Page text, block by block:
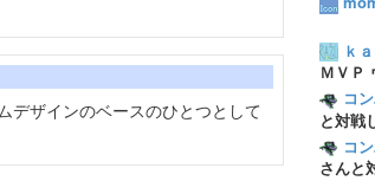
ザインのベースのひとつとして
ｋ
ＭＶＰ
コ
と対戦
コ
さんと